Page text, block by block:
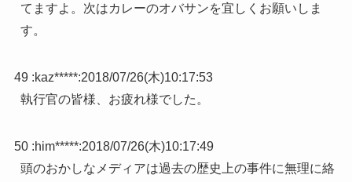
てますよ。次はカレーのオバサンを宜しくお願いしま
す。
49 :kaz*****:2018/07/26(木)10:17:53
執行官の皆様、お疲れ様でした。
50 :him*****:2018/07/26(木)10:17:49
頭のおかしなメディアは過去の歴史上の事件に無理に絡